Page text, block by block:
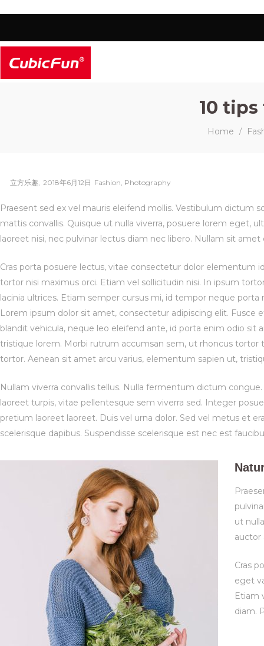
10
Home /
立方乐趣 Posted
2018年6月12日 Posted
Fashion Photography
Praesent sed ex vel mauris eleifend mollis. Vestibulum dictum
mattis convallis. Quisque ut nulla viverra, posuere lorem eget,
laoreet nisi, nec pulvinar lectus diam nec libero. Nullam sit amet
Cras porta posuere lectus, vitae consectetur dolor elementum
tortor nisi maximus orci. Etiam vel sollicitudin nisi. In ipsum
lacinia ultrices. Etiam semper cursus mi, id tempor neque
Lorem ipsum dolor sit amet, consectetur adipiscing elit. Fusce
blandit vehicula, neque leo eleifend ante, id porta enim odio
tristique lorem. Morbi rutrum accumsan sem, ut rhoncus tortor
tortor. Aenean sit amet arcu varius, elementum sapien ut,
Nullam viverra convallis tellus. Nulla fermentum dictum
laoreet turpis, vitae pellentesque sem viverra sed. Integer
pretium laoreet laoreet. Duis vel urna dolor. Sed vel metus et
scelerisque dapibus. Suspendisse scelerisque est nec est
ut
auctor
Cras
eget
Etiam
diam.